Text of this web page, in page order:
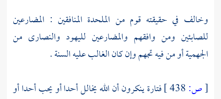
وخالف في حقيقته قوم من الملحدة المنافقين : المضارعين
للصابئين ومن وافقهم والمضارعين لليهود والنصارى من
الجهميةأو من فيه تجهم وإن كان الغالب عليه السنة .
[ص:
فتارة ينكرون أن الله يخالل أحدا أو يحب أحدا أو